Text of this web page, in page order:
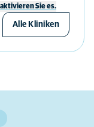
aktivieren Sie es.
Alle Kliniken